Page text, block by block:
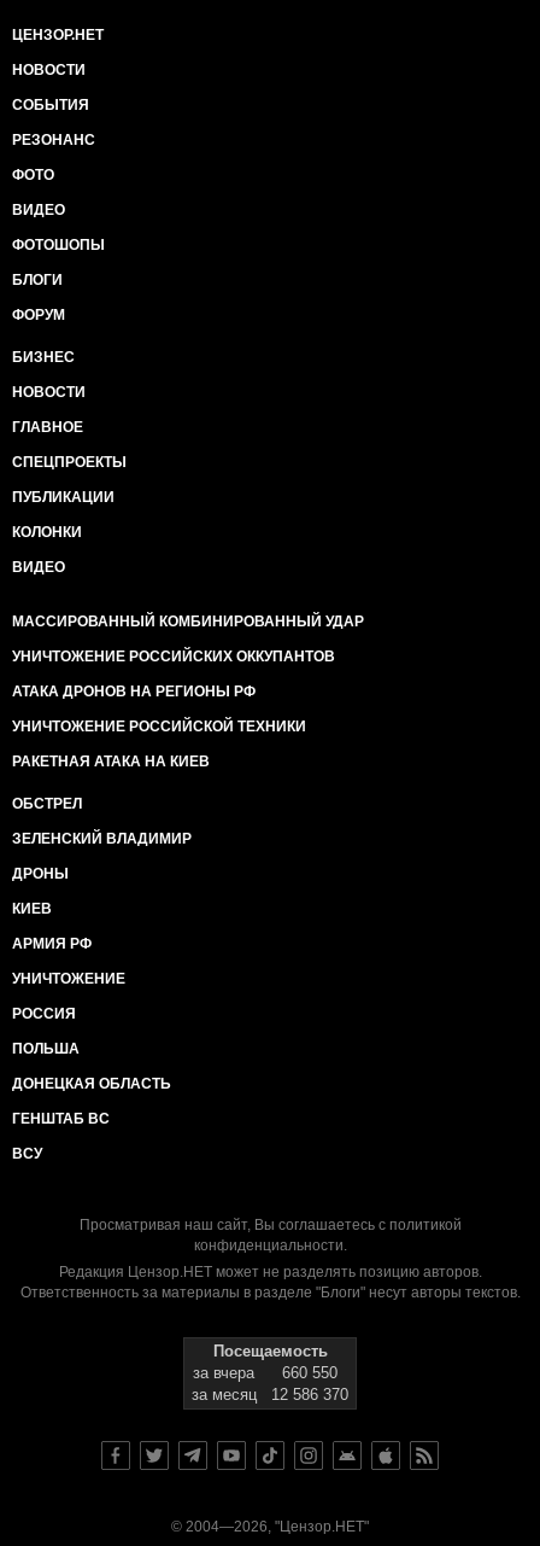
ЦЕНЗОР.НЕТ
НОВОСТИ
СОБЫТИЯ
РЕЗОНАНС
ФОТО
ВИДЕО
ФОТОШОПЫ
БЛОГИ
ФОРУМ
БИЗНЕС
НОВОСТИ
ГЛАВНОЕ
СПЕЦПРОЕКТЫ
ПУБЛИКАЦИИ
КОЛОНКИ
ВИДЕО
МАССИРОВАННЫЙ КОМБИНИРОВАННЫЙ УДАР
УНИЧТОЖЕНИЕ РОССИЙСКИХ ОККУПАНТОВ
АТАКА ДРОНОВ НА РЕГИОНЫ РФ
УНИЧТОЖЕНИЕ РОССИЙСКОЙ ТЕХНИКИ
РАКЕТНАЯ АТАКА НА КИЕВ
ОБСТРЕЛ
ЗЕЛЕНСКИЙ ВЛАДИМИР
ДРОНЫ
КИЕВ
АРМИЯ РФ
УНИЧТОЖЕНИЕ
РОССИЯ
ПОЛЬША
ДОНЕЦКАЯ ОБЛАСТЬ
ГЕНШТАБ ВС
ВСУ
Просматривая наш сайт, Вы соглашаетесь с политикой
конфиденциальности.
Редакция Цензор.НЕТ может не разделять позицию авторов.
Ответственность за материалы в разделе "Блоги" несут авторы текстов.
Посещаемость
за вчера
660 550
за месяц
12 586 370
© 2004—2026, "Цензор.НЕТ"